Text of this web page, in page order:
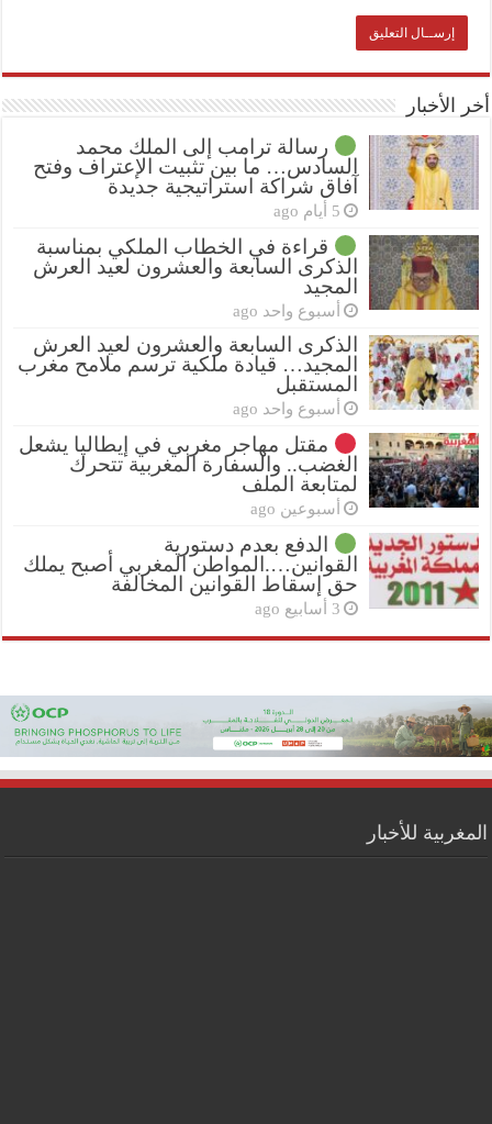
أخر الأخبار
رسالة ترامب إلى الملك محمد
السادس… ما بين تثبيت الإعتراف وفتح
آفاق شراكة استراتيجية جديدة
5 أيام ago
قراءة في الخطاب الملكي بمناسبة
الذكرى السابعة والعشرون لعيد العرش
المجيد
أسبوع واحد ago
الذكرى السابعة والعشرون لعيد العرش
المجيد… قيادة ملكية ترسم ملامح مغرب
المستقبل
أسبوع واحد ago
مقتل مهاجر مغربي في إيطاليا يشعل
الغضب.. والسفارة المغربية تتحرك
لمتابعة الملف
أسبوعين ago
الدفع بعدم دستورية
القوانين….المواطن المغربي أصبح يملك
حق إسقاط القوانين المخالفة
3 أسابيع ago
المغربية للأخبار